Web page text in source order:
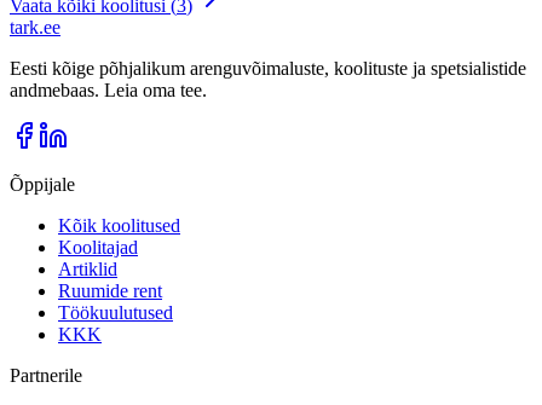
Vaata kõiki koolitusi (3)
tark.ee
Eesti kõige põhjalikum arenguvõimaluste, koolituste ja spetsialistide
andmebaas. Leia oma tee.
Õppijale
Kõik koolitused
Koolitajad
Artiklid
Ruumide rent
Töökuulutused
KKK
Partnerile